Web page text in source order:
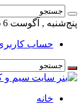
پنج‌شنبه , آگوست 6 2026
حساب
خانه